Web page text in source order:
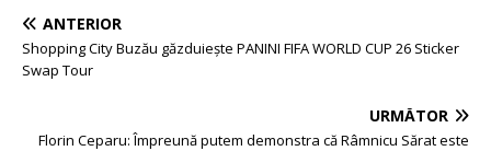
ANTERIOR
Shopping City Buzău găzduiește PANINI FIFA WORLD CUP 26 Sticker
Swap Tour
URMĂTOR
Florin Ceparu: Împreună putem demonstra că Râmnicu Sărat este